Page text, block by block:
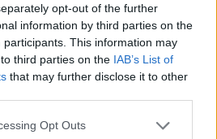
opt-out of the further
information by third parties on the
participants. This information may
third parties on the IAB’s List of
that may further disclose it to other
Opt Outs
od jej ostrza zginęła
królowej, jej siostra,
zostaje pozbawionych
a on sam staje się
który nie kojarzy się już
czy też tworzeniem